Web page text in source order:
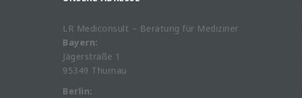
LR Mediconsult – Beratung für Mediziner
Bayern:
Jägerstraße 1
95349 Thurnau
Berlin: